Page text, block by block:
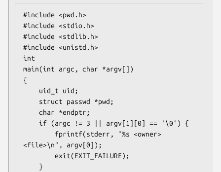
#include <pwd.h>
#include <stdio.h>
#include <stdlib.h>
#include <unistd.h>
int
main(int argc, char *argv[])
{
<file>\n", argv[0]);